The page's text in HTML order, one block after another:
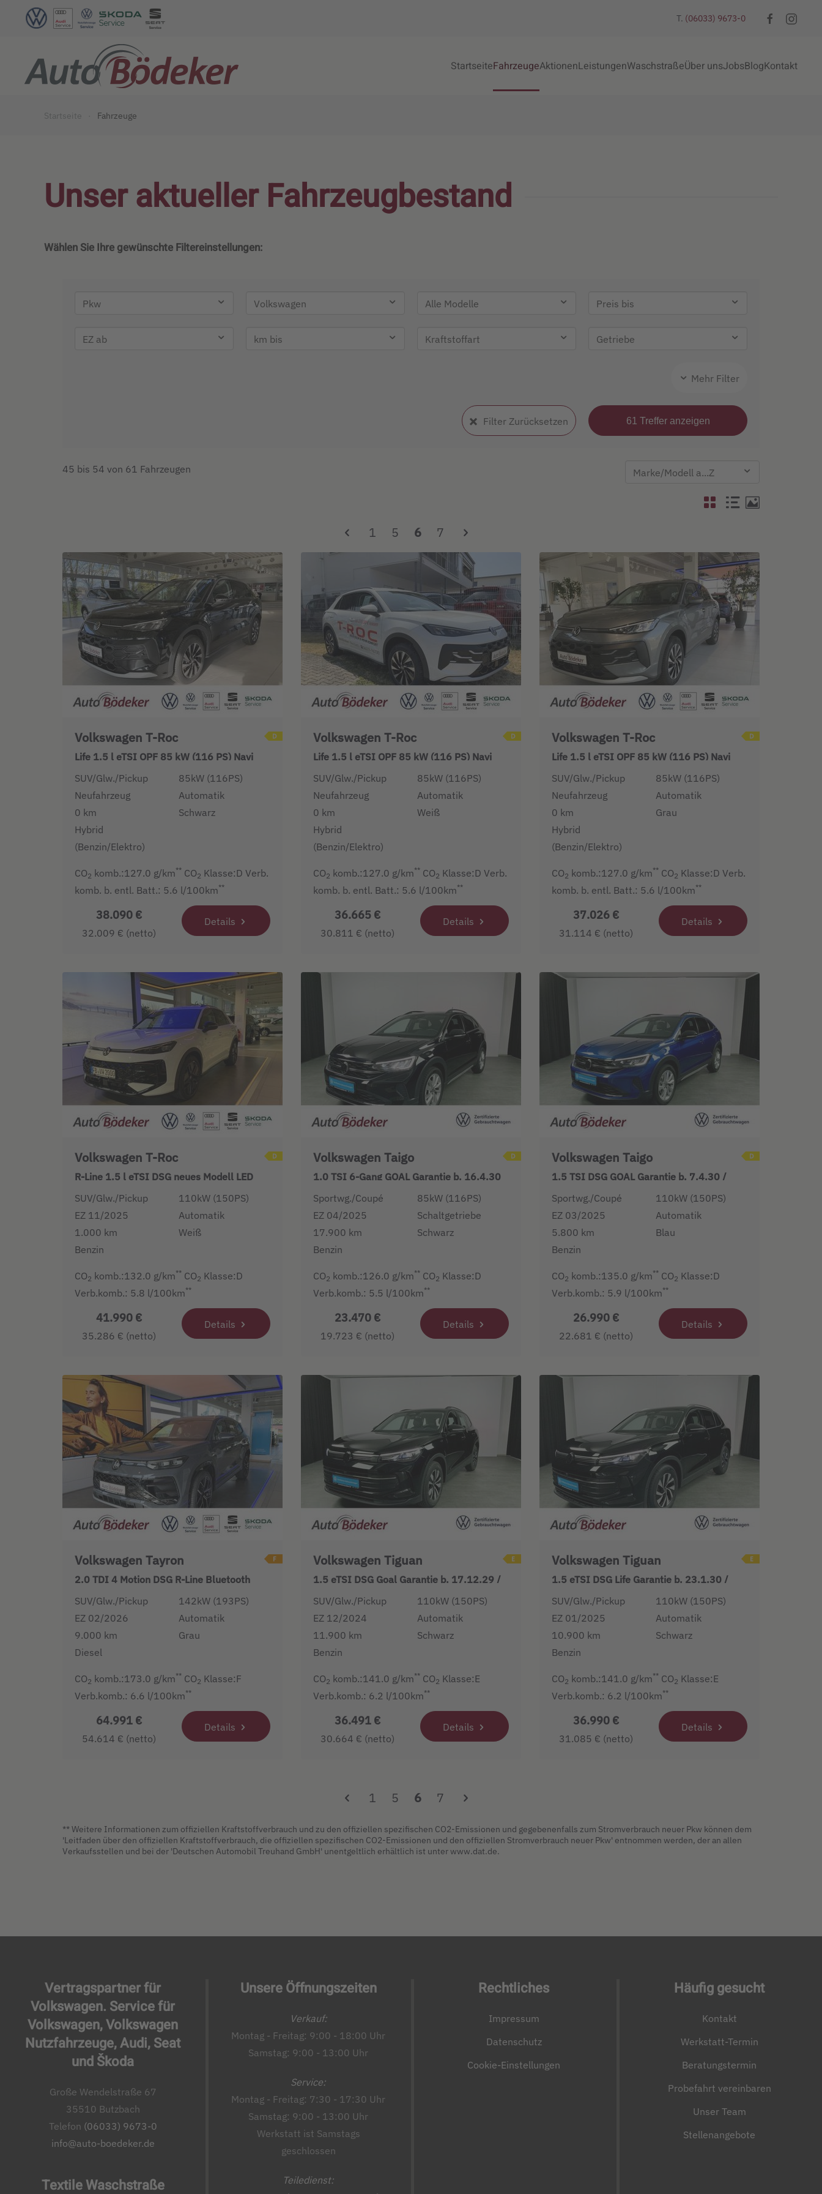
T. (06033) 9673-0
StartseiteFahrzeugeAktionenLeistungenWaschstraßeÜber unsJobsBlogKontakt
Startseite Fahrzeuge
Unser aktueller Fahrzeugbestand
Wählen Sie Ihre gewünschte Filtereinstellungen:
Mehr Filter
Filter Zurücksetzen
45 bis 54 von 61 Fahrzeugen
1 5 6 7
Volkswagen T-Roc
Life 1.5 l eTSI OPF 85 kW (116 PS) Navi
SUV/Glw./Pickup
Neufahrzeug
0 km
Hybrid
(Benzin/Elektro)
85kW (116PS)
Automatik
Schwarz
CO2 komb.:127.0 g/km** CO2 Klasse:D Verb.
komb. b. entl. Batt.: 5.6 l/100km**
38.090 €
32.009 € (netto)
Details
Volkswagen T-Roc
Life 1.5 l eTSI OPF 85 kW (116 PS) Navi
SUV/Glw./Pickup
Neufahrzeug
0 km
Hybrid
(Benzin/Elektro)
85kW (116PS)
Automatik
Weiß
CO2 komb.:127.0 g/km** CO2 Klasse:D Verb.
komb. b. entl. Batt.: 5.6 l/100km**
36.665 €
30.811 € (netto)
Details
Volkswagen T-Roc
Life 1.5 l eTSI OPF 85 kW (116 PS) Navi
SUV/Glw./Pickup
Neufahrzeug
0 km
Hybrid
(Benzin/Elektro)
85kW (116PS)
Automatik
Grau
CO2 komb.:127.0 g/km** CO2 Klasse:D Verb.
komb. b. entl. Batt.: 5.6 l/100km**
37.026 €
31.114 € (netto)
Details
Volkswagen T-Roc
R-Line 1.5 l eTSI DSG neues Modell LED
SUV/Glw./Pickup
EZ 11/2025
1.000 km
Benzin
110kW (150PS)
Automatik
Weiß
CO2 komb.:132.0 g/km** CO2 Klasse:D
Verb.komb.: 5.8 l/100km**
41.990 €
35.286 € (netto)
Details
Volkswagen Taigo
1.0 TSI 6-Gang GOAL Garantie b. 16.4.30
/
Sportwg./Coupé
EZ 04/2025
17.900 km
Benzin
85kW (116PS)
Schaltgetriebe
Schwarz
CO2 komb.:126.0 g/km** CO2 Klasse:D
Verb.komb.: 5.5 l/100km**
23.470 €
19.723 € (netto)
Details
Volkswagen Taigo
1.5 TSI DSG GOAL Garantie b. 7.4.30 /
Navi
Sportwg./Coupé
EZ 03/2025
5.800 km
Benzin
110kW (150PS)
Automatik
Blau
CO2 komb.:135.0 g/km** CO2 Klasse:D
Verb.komb.: 5.9 l/100km**
26.990 €
22.681 € (netto)
Details
Volkswagen Tayron
2.0 TDI 4 Motion DSG R-Line Bluetooth
LED
SUV/Glw./Pickup
EZ 02/2026
9.000 km
Diesel
142kW (193PS)
Automatik
Grau
CO2 komb.:173.0 g/km** CO2 Klasse:F
Verb.komb.: 6.6 l/100km**
64.991 €
54.614 € (netto)
Details
Volkswagen Tiguan
1.5 eTSI DSG Goal Garantie b. 17.12.29 /
SUV/Glw./Pickup
EZ 12/2024
11.900 km
Benzin
110kW (150PS)
Automatik
Schwarz
CO2 komb.:141.0 g/km** CO2 Klasse:E
Verb.komb.: 6.2 l/100km**
36.491 €
30.664 € (netto)
Details
Volkswagen Tiguan
1.5 eTSI DSG Life Garantie b. 23.1.30 /
SUV/Glw./Pickup
EZ 01/2025
10.900 km
Benzin
110kW (150PS)
Automatik
Schwarz
CO2 komb.:141.0 g/km** CO2 Klasse:E
Verb.komb.: 6.2 l/100km**
36.990 €
31.085 € (netto)
Details
1 5 6 7
** Weitere Informationen zum offiziellen Kraftstoffverbrauch und zu den offiziellen spezifischen CO2-Emissionen und gegebenenfalls zum Stromverbrauch neuer Pkw können dem
'Leitfaden über den offiziellen Kraftstoffverbrauch, die offiziellen spezifischen CO2-Emissionen und den offiziellen Stromverbrauch neuer Pkw' entnommen werden, der an allen
Verkaufsstellen und bei der 'Deutschen Automobil Treuhand GmbH' unentgeltlich erhältlich ist unter www.dat.de.
Vertragspartner für
Volkswagen. Service für
Volkswagen, Volkswagen
Nutzfahrzeuge, Audi, Seat
und Škoda
Große Wendelstraße 67
35510 Butzbach
Telefon (06033) 9673-0
info@auto-boedeker.de
Textile Waschstraße
Unsere Öffnungszeiten
Verkauf:
Montag - Freitag: 9:00 - 18:00 Uhr
Samstag: 9:00 - 13:00 Uhr
Service:
Montag - Freitag: 7:30 - 17:30 Uhr
Samstag: 9:00 - 13:00 Uhr
Werkstatt ist Samstags
geschlossen
Teiledienst:
Rechtliches
Impressum
Datenschutz
Cookie-Einstellungen
Häufig gesucht
Kontakt
Werkstatt-Termin
Beratungstermin
Probefahrt vereinbaren
Unser Team
Stellenangebote